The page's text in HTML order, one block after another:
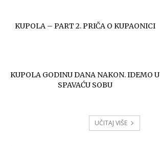
KUPOLA – PART 2. PRIČA O KUPAONICI
KUPOLA GODINU DANA NAKON. IDEMO U
SPAVAĆU SOBU
UČITAJ VIŠE